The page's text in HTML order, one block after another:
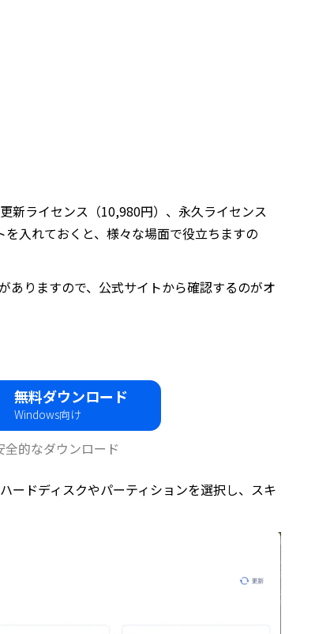
新ライセンス（10,980円）、永久ライセンス
入れておくと、様々な場面で役立ちますの
ありますので、公式サイトから確認するのがオ
無料ダウンロード
Windows向け
全的なダウンロード
ードディスクやパーティションを選択し、スキ